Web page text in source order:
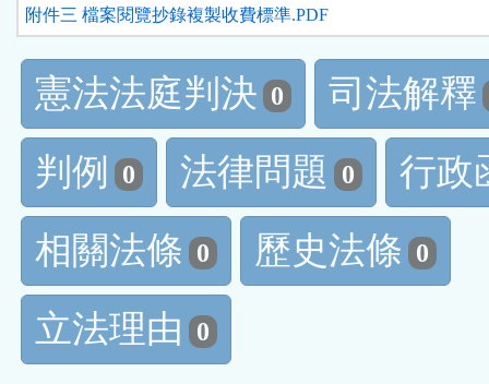
附件三 檔案閱覽抄錄複製收費標準.PDF
憲法法庭判決 0
司法解釋
判例
0 法律問題 0
行政
相關法條 0 歷史法條 0
立法理由 0